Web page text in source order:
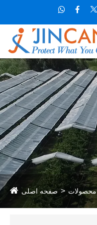
صفحه اصلی محصولات